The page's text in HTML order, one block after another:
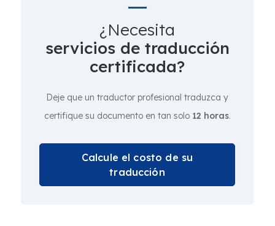
¿Necesita
servicios de traducción
certificada?
Deje que un traductor profesional traduzca y
certifique su documento en tan solo 12 horas.
Calcule el costo de su
traducción